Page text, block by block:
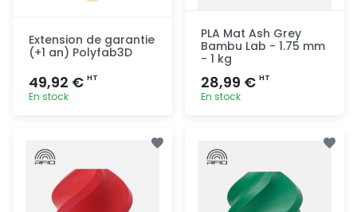
Extension de garantie
(+1 an) Polyfab3D
49,92 € HT
En stock
PLA Mat Ash Grey
Bambu Lab - 1.75 mm
- 1 kg
28,99 € HT
En stock